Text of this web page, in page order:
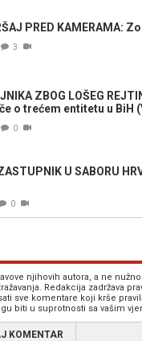
PRED KAMERAMA:
3
ZBOG LOŠEG
o trećem entitetu u BiH
0
U SABORU
0
njihovih autora, a ne
Redakcija zadržava
sve komentare koji krše
biti u suprotnosti sa vašim
KOMENTAR